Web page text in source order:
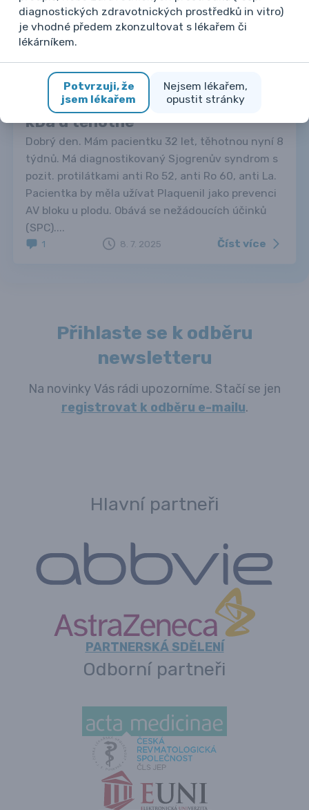
3 17. 6. 2026 Číst více
Revmatolog
Jiné diagnózy
Sjogrenův syndrom s anti Ro 52
kDa u těhotné
Dobrý den. Mám pacientku 32 let, těhotnou nyní 8
týdnů. Má diagnostikovaný Sjogrenův syndrom s
pozit. protilátkami anti Ro 52, anti Ro 60, anti La.
Pacientka by měla užívat Plaquenil jako prevenci
AV bloku u plodu. Obává se nežádoucích účinků
(SPC)....
1 8. 7. 2025 Číst více
Přihlaste se k odběru
newsletteru
Na novinky Vás rádi upozorníme. Stačí se jen
registrovat k odběru e-mailu.
Hlavní partneři
PARTNERSKÁ SDĚLENÍ
Odborní partneři
diagnostických zdravotnických prostředků in vitro)
je vhodné předem zkonzultovat s lékařem či
lékárníkem.
Potvrzuji, že
jsem lékařem
Nejsem lékařem,
opustit stránky